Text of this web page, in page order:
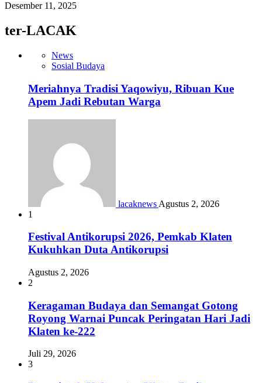
Desember 11, 2025
ter-LACAK
News
Sosial Budaya
Meriahnya Tradisi Yaqowiyu, Ribuan Kue
Apem Jadi Rebutan Warga
lacaknews Agustus 2, 2026
1
Festival Antikorupsi 2026, Pemkab Klaten
Kukuhkan Duta Antikorupsi
Agustus 2, 2026
2
Keragaman Budaya dan Semangat Gotong
Royong Warnai Puncak Peringatan Hari Jadi
Klaten ke-222
Juli 29, 2026
3